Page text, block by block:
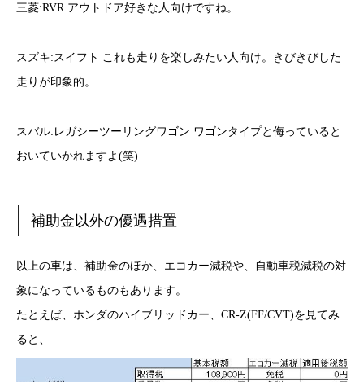
三菱:RVR アウトドア好きな人向けですね。
スズキ:スイフト これも走りを楽しみたい人向け。きびきびした
走りが印象的。
スバル:レガシーツーリングワゴン ワゴンタイプと侮っていると
おいていかれますよ(笑)
補助金以外の優遇措置
以上の車は、補助金のほか、エコカー減税や、自動車税減税の対
象になっているものもあります。
たとえば、ホンダのハイブリッドカー、CR-Z(FF/CVT)を見てみ
ると、